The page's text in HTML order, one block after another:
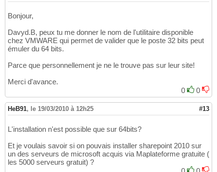
Bonjour,
Davyd.B, peux tu me donner le nom de l'utilitaire disponible
chez VMWARE qui permet de valider que le poste 32 bits peut
émuler du 64 bits.
Parce que personnellement je ne le trouve pas sur leur site!
Merci d'avance.
0
0
HeB91, le 19/03/2010 à 12h25 #13
L'installation n'est possible que sur 64bits?
Et je voulais savoir si on pouvais installer sharepoint 2010 sur
un des serveurs de microsoft acquis via Maplateforme gratuite (
les 5000 serveurs gratuit) ?